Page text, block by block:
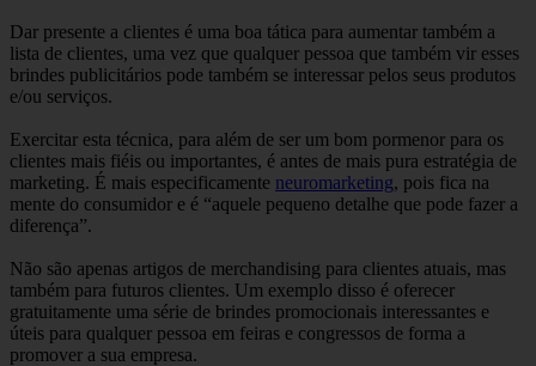
Dar presente a clientes é uma boa tática para aumentar também a
lista de clientes, uma vez que qualquer pessoa que também vir esses
brindes publicitários pode também se interessar pelos seus produtos
e/ou serviços.
Exercitar esta técnica, para além de ser um bom pormenor para os
clientes mais fiéis ou importantes, é antes de mais pura estratégia de
marketing. É mais especificamente neuromarketing, pois fica na
mente do consumidor e é “aquele pequeno detalhe que pode fazer a
diferença”.
Não são apenas artigos de merchandising para clientes atuais, mas
também para futuros clientes. Um exemplo disso é oferecer
gratuitamente uma série de brindes promocionais interessantes e
úteis para qualquer pessoa em feiras e congressos de forma a
promover a sua empresa.